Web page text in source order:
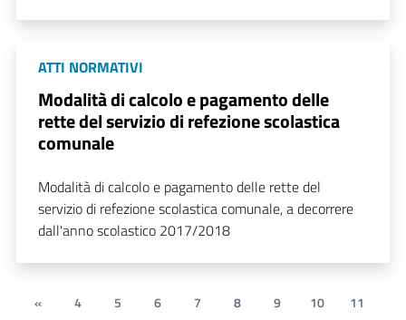
ATTI NORMATIVI
Modalità di calcolo e pagamento delle
rette del servizio di refezione scolastica
comunale
Modalità di calcolo e pagamento delle rette del
servizio di refezione scolastica comunale, a decorrere
dall'anno scolastico 2017/2018
« 4 5 6 7 8 9 10
11